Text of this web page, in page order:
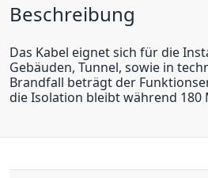
Beschreibung
Das Kabel eignet sich für die
Gebäuden, Tunnel, sowie in
Brandfall beträgt der
die Isolation bleibt während 180